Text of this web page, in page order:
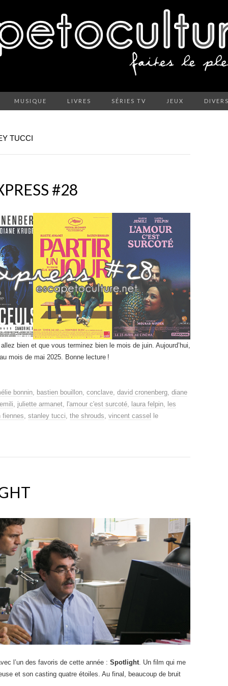
MUSIQUE LIVRES SÉRIES TV JEUX
TUCCI
#28
bien et que vous terminez bien le mois de juin. Aujourd’hui,
mois de mai 2025. Bonne lecture !
bonnin bastien bouillon conclave david cronenberg diane
juliette armanet l'amour c'est surcoté laura felpin
les
fiennes stanley tucci the shrouds vincent cassel le
l’un des favoris de cette année : Spotlight . Un film qui me
et son casting quatre étoiles. Au final, beaucoup de bruit